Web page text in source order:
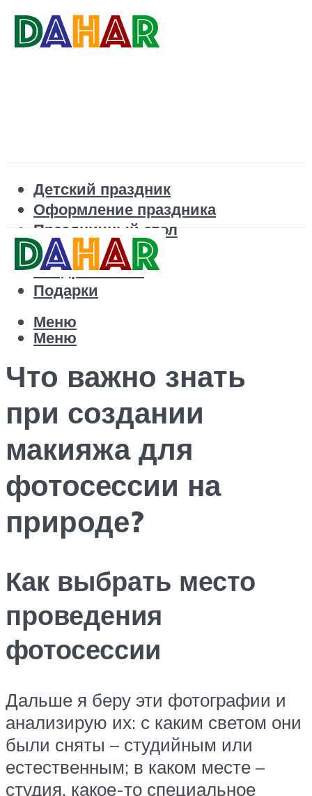
Детский праздник
Оформление праздника
Праздничный стол
Корпоратив
Поздравления
Подарки
Меню
Меню
Что важно знать
при создании
макияжа для
фотосессии на
природе?
Как выбрать место
проведения
фотосессии
Дальше я беру эти фотографии и
анализирую их: с каким светом они
были сняты – студийным или
естественным; в каком месте –
студия, какое-то специальное